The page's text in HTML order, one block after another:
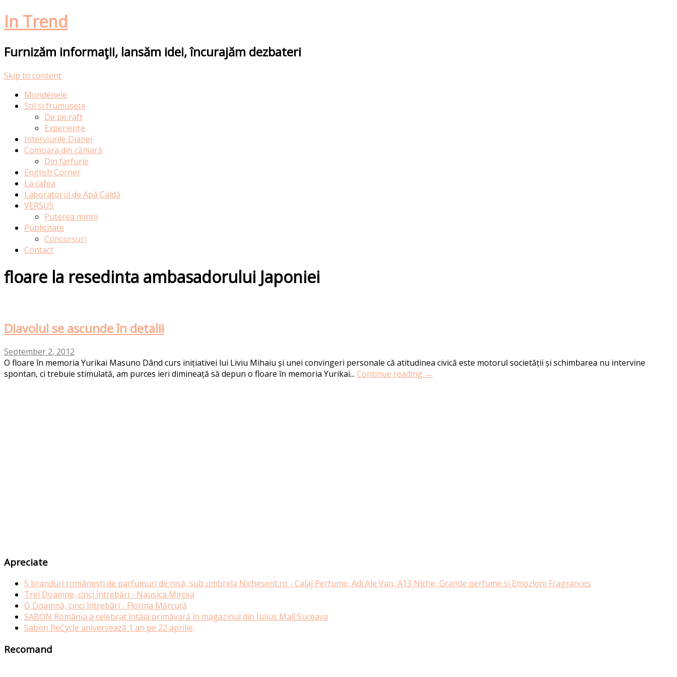
In Trend
Furnizăm informaţii, lansăm idei, încurajăm dezbateri
Skip to content
Mondènele
Stil şi frumuseţe
De pe raft
Experiențe
Interviurile Dianei
Comoara din cămară
Din farfurie
English Corner
La cafea
Laboratorul de Apă Caldă
VERSUS
Puterea minții
Publicitate
Concursuri
Contact
floare la resedinta ambasadorului Japoniei
Diavolul se ascunde în detalii
September 2, 2012
O floare în memoria Yurikai Masuno Dând curs inițiativei lui Liviu Mihaiu și unei convingeri personale că atitudinea civică este motorul societății și schimbarea nu intervine
spontan, ci trebuie stimulată, am purces ieri dimineață să depun o floare în memoria Yurikai... Continue reading →
Apreciate
5 branduri românești de parfumuri de nișă, sub umbrela Nichesent.ro - Calaj Perfume, Adi Ale Van, A13 Niche, Grande perfume si Emozioni Fragrances
Trei Doamne, cinci întrebări - Nausica Mircea
O Doamnă, cinci întrebări - Florina Mărcuță
SABON România a celebrat întâia primăvară în magazinul din Iulius Mall Suceava
Sabon ReCycle aniversează 1 an pe 22 aprilie
Recomand